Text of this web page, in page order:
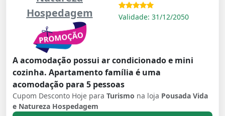
Hospedagem
Validade: 31/12/2050
A acomodação possui ar condicionado e mini
cozinha. Apartamento família é uma
acomodação para 5 pessoas
Cupom Desconto Hoje para Turismo na loja Pousada Vida
e Natureza Hospedagem